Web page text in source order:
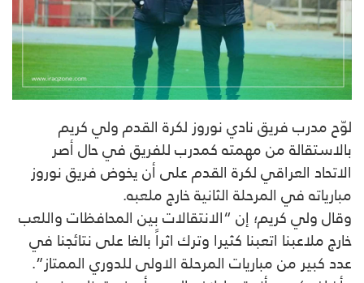
لوّح مدرب فريق نادي نوروز لكرة القدم ولي كريم
بالاستقالة من مهمته كمدرب للفريق في حال أصر
الاتحاد العراقي لكرة القدم على أن يخوض فريق نوروز
مبارياته في المرحلة الثانية خارج ملعبه.
وقال ولي كريم؛ إن “الانتقالات بين المحافظات واللعب
خارج ملاعبنا اتعبنا كثيرا وترك اثراً بالغا على نتائجنا في
عدد كبير من مباريات المرحلة الاولى للدوري الممتاز”.